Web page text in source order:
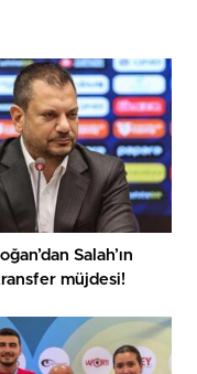
Salah’ın
müjdesi!